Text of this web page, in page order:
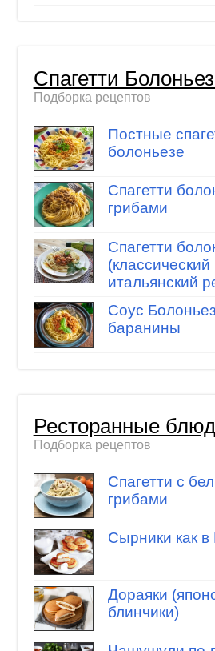
Спагетти
Подборка рецептов
Постные
болоньезе
Спагетти
грибами
Спагетти
(классический
итальянский
Соус
баранины
Ресторанные
Подборка рецептов
Спагетти с
грибами
Сырники как
Дораяки
блинчики)